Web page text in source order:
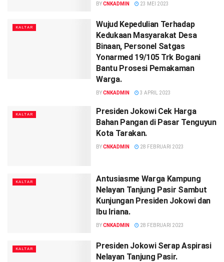
BYCNKADMIN 23 MEI 2023
KALTAR
Wujud Kepedulian Terhadap
Kedukaan Masyarakat Desa
Binaan, Personel Satgas
Yonarmed 19/105 Trk Bogani
Bantu Prosesi Pemakaman
Warga.
BYCNKADMIN 3 APRIL 2023
KALTAR
Presiden Jokowi Cek Harga
Bahan Pangan di Pasar Tenguyun
Kota Tarakan.
BYCNKADMIN 28 FEBRUARI 2023
KALTAR
Antusiasme Warga Kampung
Nelayan Tanjung Pasir Sambut
Kunjungan Presiden Jokowi dan
Ibu Iriana.
BYCNKADMIN 28 FEBRUARI 2023
KALTAR
Presiden Jokowi Serap Aspirasi
Nelayan Tanjung Pasir.